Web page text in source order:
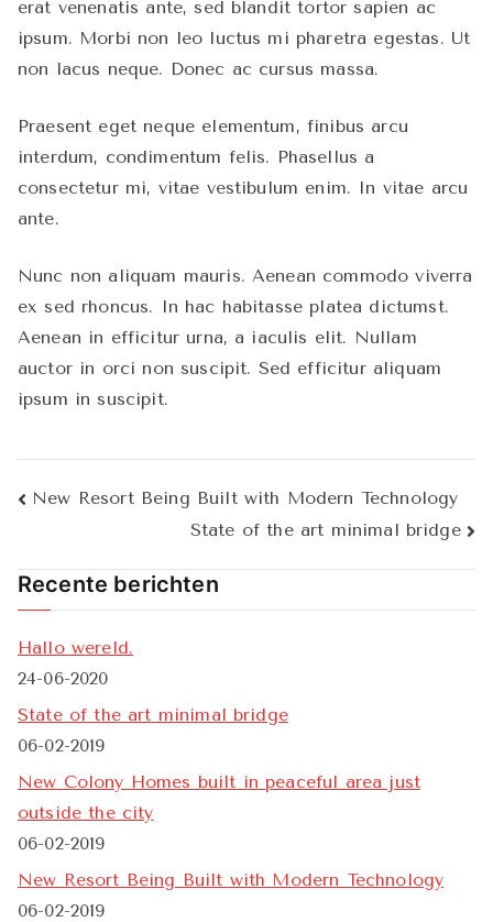
erat venenatis ante, sed blandit tortor sapien ac
ipsum. Morbi non leo luctus mi pharetra egestas. Ut
non lacus neque. Donec ac cursus massa.
Praesent eget neque elementum, finibus arcu
interdum, condimentum felis. Phasellus a
consectetur mi, vitae vestibulum enim. In vitae arcu
ante.
Nunc non aliquam mauris. Aenean commodo viverra
ex sed rhoncus. In hac habitasse platea dictumst.
Aenean in efficitur urna, a iaculis elit. Nullam
auctor in orci non suscipit. Sed efficitur aliquam
ipsum in suscipit.
Bericht
New Resort Being Built with Modern Technology
State of the art minimal bridge
Recente berichten
Hallo wereld.
24-06-2020
State of the art minimal bridge
06-02-2019
New Colony Homes built in peaceful area just
outside the city
06-02-2019
New Resort Being Built with Modern Technology
06-02-2019